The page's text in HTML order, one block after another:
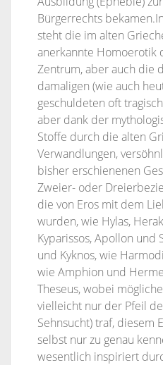
Bürgerrechts
steht die im alten
anerkannte Homoerotik
Zentrum, aber auch die
damaligen (wie auch
geschuldeten oft
aber dank der
Stoffe durch die alten
Verwandlungen,
bisher erschienenen
Zweier- oder
die von Eros mit dem
wurden, wie Hylas,
Kyparissos, Apollon und
und Kyknos, wie
wie Amphion und
Theseus, wobei
vielleicht nur der Pfeil
Sehnsucht) traf, diesem
selbst nur zu genau
wesentlich inspiriert